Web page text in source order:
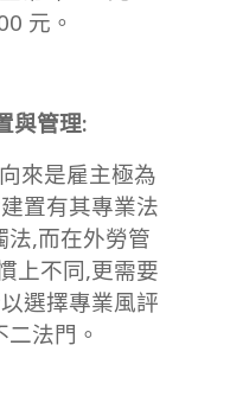
元。
與管理:
來是雇主極為
置有其專業法
法,而在外勞管
上不同,更需要
選擇專業風評
法門。